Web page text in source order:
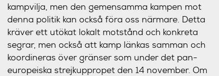
kampvilja, men den gemensamma kampen mot
denna politik kan också föra oss närmare. Detta
kräver ett utökat lokalt motstånd och konkreta
segrar, men också att kamp länkas samman och
koordineras över gränser som under det pan-
europeiska strejkuppropet den 14 november. Om